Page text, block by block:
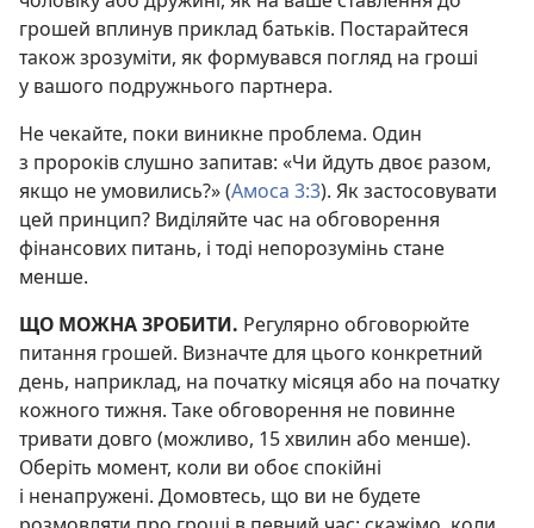
грошей вплинув приклад батьків. Постарайтеся
також зрозуміти, як формувався погляд на гроші
у вашого подружнього партнера.
Не чекайте, поки виникне проблема. Один
з пророків слушно запитав: «Чи йдуть двоє разом,
якщо не умовились?» (Амоса 3:3). Як застосовувати
цей принцип? Виділяйте час на обговорення
фінансових питань, і тоді непорозумінь стане
менше.
ЩО МОЖНА ЗРОБИТИ. Регулярно обговорюйте
питання грошей. Визначте для цього конкретний
день, наприклад, на початку місяця або на початку
кожного тижня. Таке обговорення не повинне
тривати довго (можливо, 15 хвилин або менше).
Оберіть момент, коли ви обоє спокійні
і ненапружені. Домовтесь, що ви не будете